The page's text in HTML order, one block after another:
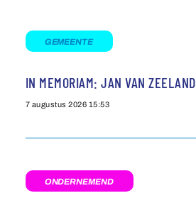
GEMEENTE
IN MEMORIAM: JAN VAN ZEELAND
7 augustus 2026 15:53
ONDERNEMEND